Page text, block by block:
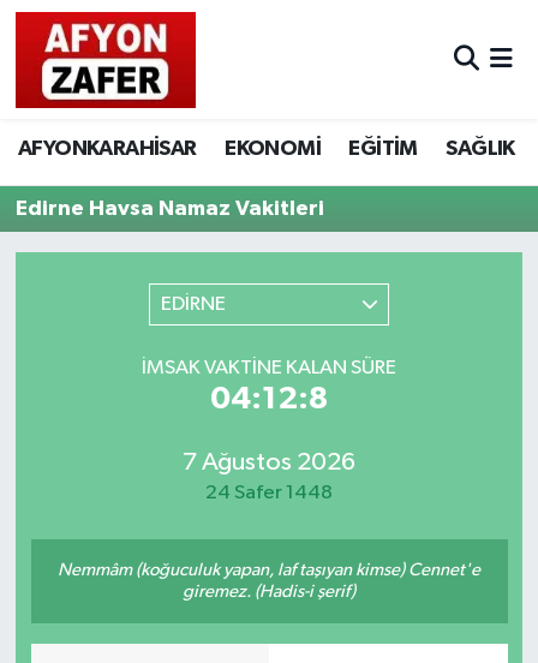
AFYONKARAHİSAR EKONOMİ EĞİTİM SAĞLIK
Edirne Havsa Namaz Vakitleri
EDİRNE
İMSAK VAKTINE KALAN SÜRE
04:12:8
7 Ağustos 2026
24 Safer 1448
Nemmâm (koğuculuk yapan, laf taşıyan kimse) Cennet'e
giremez. (Hadis-i şerif)